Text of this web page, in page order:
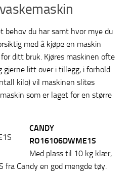
behov du har samt hvor mye du
med å kjøpe en maskin
ditt bruk. Kjøres maskinen ofte
gjerne litt over i tillegg, i forhold
kilo) vil maskinen slites
som er laget for en større
CANDY
RO16106DWME1S
Med plass til 10 kg klær,
fra Candy en god mengde tøy.